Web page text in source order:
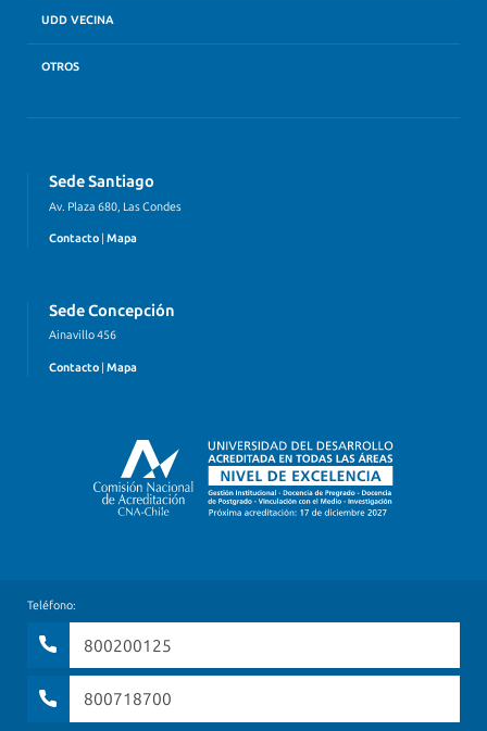
UDD VECINA
OTROS
Sede Santiago
Av. Plaza 680, Las Condes
Contacto | Mapa
Sede Concepción
Ainavillo 456
Contacto | Mapa
Teléfono:
800200125
800718700